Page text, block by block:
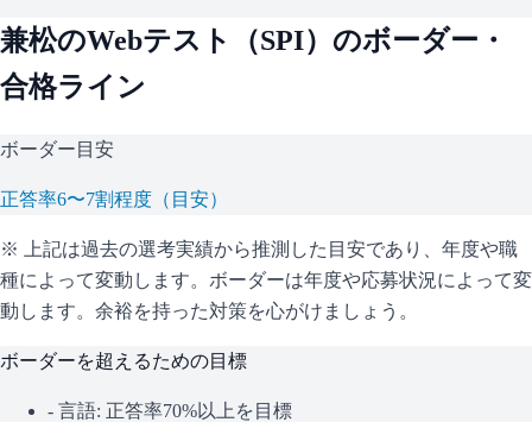
兼松のWebテスト（SPI）のボーダー・
合格ライン
ボーダー目安
正答率6〜7割程度（目安）
※ 上記は過去の選考実績から推測した目安であり、年度や職
種によって変動します。 ボーダーは年度や応募状況によって変
動します。余裕を持った対策を心がけましょう。
ボーダーを超えるための目標
- 言語: 正答率70%以上を目標